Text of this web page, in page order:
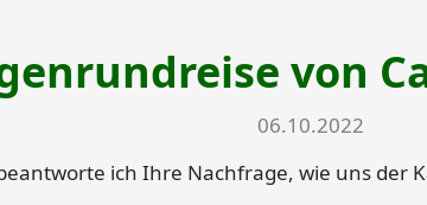
von
06.10.2022
ich Ihre Nachfrage, wie uns der